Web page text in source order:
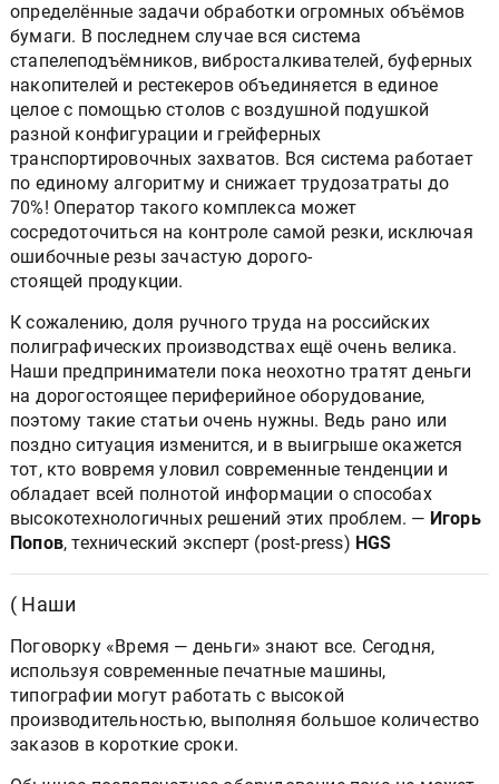
определённые задачи обработки огромных объёмов
бумаги. В последнем случае вся система
стапелеподъёмников, вибросталкивателей, буферных
накопителей и рестекеров объединяется в единое
целое с помощью столов с воздушной подушкой
разной конфигурации и грейферных
транспортировочных захватов. Вся система работает
по единому алгоритму и снижает трудозатраты до
70%! Оператор такого комплекса может
сосредоточиться на контроле самой резки, исключая
ошибочные резы зачастую дорого-
стоящей продукции.
К сожалению, доля ручного труда на российских
полиграфических производствах ещё очень велика.
Наши предприниматели пока неохотно тратят деньги
на дорогостоящее периферийное оборудование,
поэтому такие статьи очень нужны. Ведь рано или
поздно ситуация изменится, и в выигрыше окажется
тот, кто вовремя уловил современные тенденции и
обладает всей полнотой информации о способах
высокотехнологичных решений этих проблем. — Игорь
Попов, технический эксперт (post-press) HGS
( Наши
Поговорку «Время — деньги» знают все. Сегодня,
используя современные печатные машины,
типографии могут работать с высокой
производительностью, выполняя большое количество
заказов в короткие сроки.